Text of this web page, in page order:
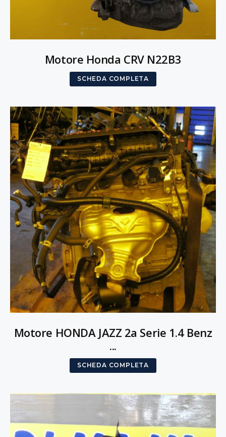
Motore Honda CRV N22B3
SCHEDA COMPLETA
Motore HONDA JAZZ 2a Serie 1.4 Benz
...
SCHEDA COMPLETA